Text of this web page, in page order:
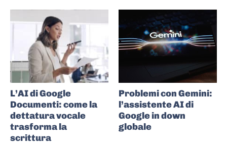
L’AI di Google
Documenti: come la
dettatura vocale
trasforma la
scrittura
Problemi con Gemini:
l’assistente AI di
Google in down
globale